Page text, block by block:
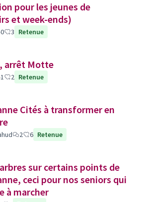
pour les jeunes de
et week-ends)
0 3 Retenue
arrêt Motte
1 2 Retenue
Cités à transformer en
2 6 Retenue
sur certains points de
ceci pour nos seniors qui
à marcher